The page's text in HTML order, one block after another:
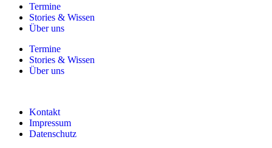
Termine
Stories & Wissen
Über uns
Termine
Stories & Wissen
Über uns
Kontakt
Impressum
Datenschutz